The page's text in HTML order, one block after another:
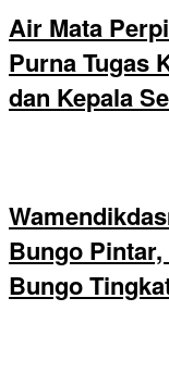
Air Mata
Purna Tugas
dan Kepala
Bungo
Bungo